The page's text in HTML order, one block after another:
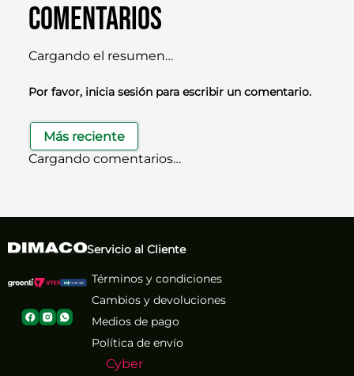
Comentarios
Cargando el resumen…
Por favor, inicia sesión para escribir un comentario.
Más reciente
Cargando comentarios…
Servicio al Cliente
Términos y condiciones
Cambios y devoluciones
Medios de pago
Política de envío
Cyber